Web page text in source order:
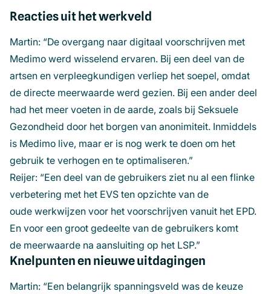
Reacties uit het werkveld
Martin: “De overgang naar digitaal voorschrijven met
Medimo werd wisselend ervaren. Bij een deel van de
artsen en verpleegkundigen verliep het soepel, omdat
de directe meerwaarde werd gezien. Bij een ander deel
had het meer voeten in de aarde, zoals bij Seksuele
Gezondheid door het borgen van anonimiteit. Inmiddels
is Medimo live, maar er is nog werk te doen om het
gebruik te verhogen en te optimaliseren.”
Reijer: “Een deel van de gebruikers ziet nu al een flinke
verbetering met het EVS ten opzichte van de
oude werkwijzen voor het voorschrijven vanuit het EPD.
En voor een groot gedeelte van de gebruikers komt
de meerwaarde na aansluiting op het LSP.”
Knelpunten en nieuwe uitdagingen
Martin: “Een belangrijk spanningsveld was de keuze